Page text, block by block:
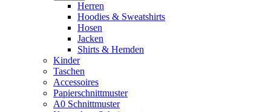
Herren
Hoodies & Sweatshirts
Hosen
Jacken
Shirts & Hemden
Kinder
Taschen
Accessoires
Papierschnittmuster
A0 Schnittmuster